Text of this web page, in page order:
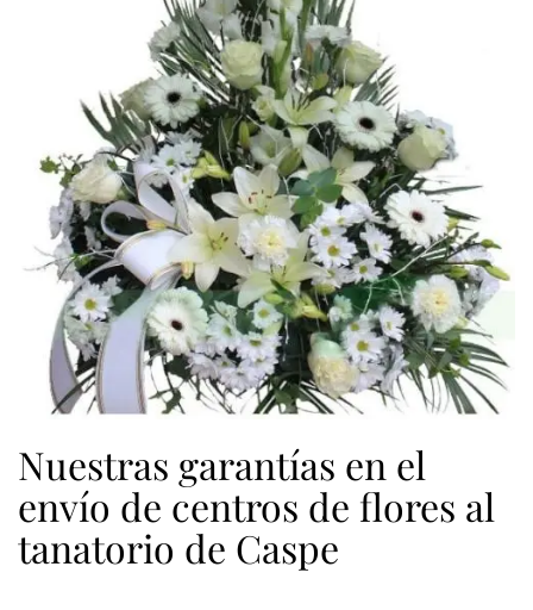
Nuestras garantías en el
envío de centros de flores al
tanatorio de Caspe